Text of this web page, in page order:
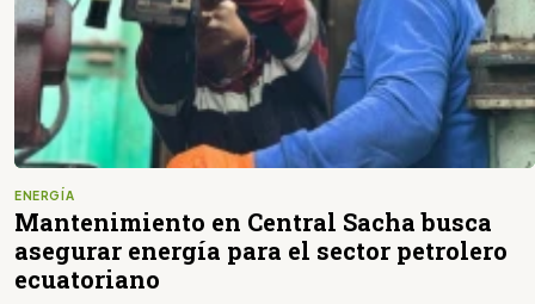
ENERGÍA
Mantenimiento en Central Sacha busca
asegurar energía para el sector petrolero
ecuatoriano